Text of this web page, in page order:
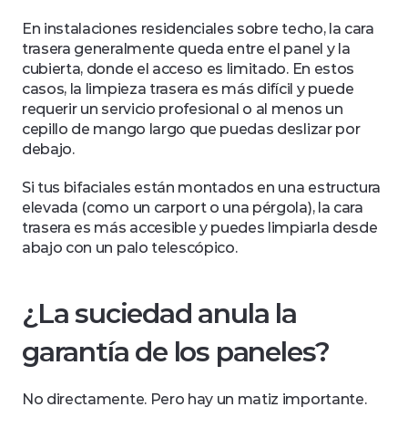
En instalaciones residenciales sobre techo, la cara
trasera generalmente queda entre el panel y la
cubierta, donde el acceso es limitado. En estos
casos, la limpieza trasera es más difícil y puede
requerir un servicio profesional o al menos un
cepillo de mango largo que puedas deslizar por
debajo.
Si tus bifaciales están montados en una estructura
elevada (como un carport o una pérgola), la cara
trasera es más accesible y puedes limpiarla desde
abajo con un palo telescópico.
¿La suciedad anula la
garantía de los paneles?
No directamente. Pero hay un matiz importante.